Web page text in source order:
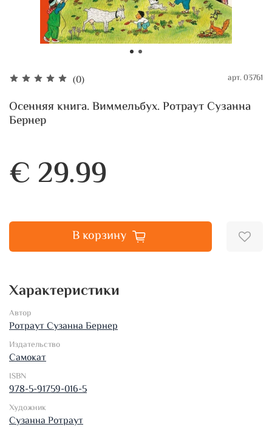
(0) арт.03761
Осенняя книга. Виммельбух. Ротраут Сузанна
Бернер
€ 29.99
В корзину
Характеристики
Автор
Ротраут Сузанна Бернер
Издательство
Самокат
ISBN
978-5-91759-016-5
Художник
Сузанна Ротраут